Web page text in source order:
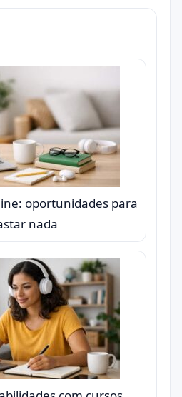
oportunidades para
nada